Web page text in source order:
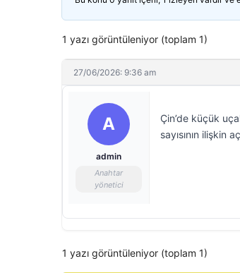
1 yazı görüntüleniyor (toplam 1)
27/06/2026: 9:36 am
A
admin
Anahtar
yönetici
Çin’de küçük
sayısının ilişkin
1 yazı görüntüleniyor (toplam 1)